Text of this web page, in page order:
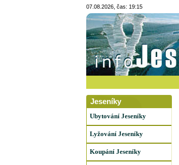
07.08.2026, čas: 19:15
Jeseníky
Ubytování Jeseníky
Lyžování Jeseníky
Koupání Jeseníky